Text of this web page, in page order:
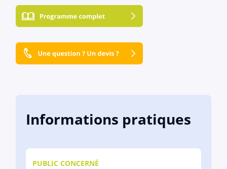
Informations pratiques
PUBLIC CONCERNÉ